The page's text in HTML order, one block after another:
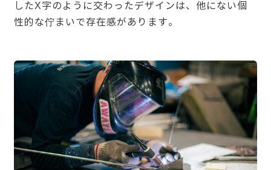
したX字のように交わったデザインは、他にない個
性的な佇まいで存在感があります。